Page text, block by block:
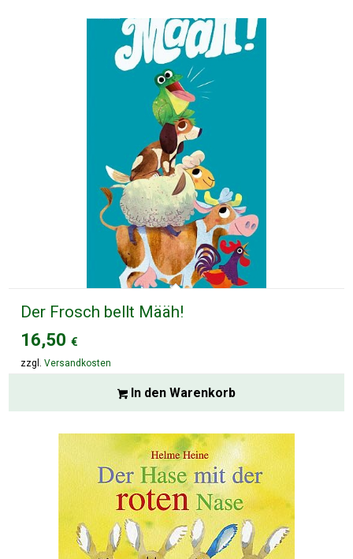
Der Frosch bellt Määh!
16,50€
zzgl.Versandkosten
In den Warenkorb